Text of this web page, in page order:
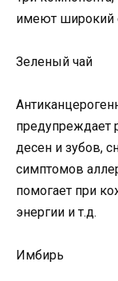
имеют широкий
Зеленый чай
предупреждает
десен и зубов,
симптомов
помогает при
энергии и т.д.
Имбирь